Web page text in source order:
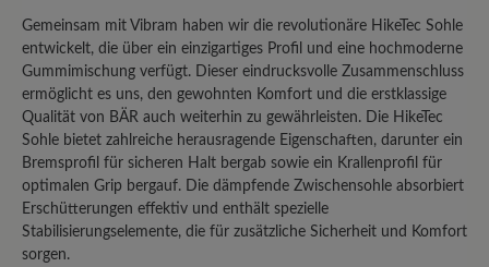
wirbt mit Qualität, Komfort und
Langlebigkeit. Meine persönlichen
Erfahrungen zeichnen jedoch ein völlig
anderes Bild und führen zu dem klaren
Fazit: Dieser Schuh ist sein Geld nicht
wert, und die Firma Bär liefert nicht die
Qualität ab, die man bei diesem Preis
erwarten darf. Gekauft habe ich die
Schuhe im Juni 2023. Nach nicht einmal
zwei Jahren normaler Nutzung, bei der
Gemeinsam mit Vibram haben wir die revolutionäre HikeTec Sohle
entwickelt, die über ein einzigartiges Profil und eine hochmoderne
Gummimischung verfügt. Dieser eindrucksvolle Zusammenschluss
ermöglicht es uns, den gewohnten Komfort und die erstklassige
Qualität von BÄR auch weiterhin zu gewährleisten. Die HikeTec
Sohle bietet zahlreiche herausragende Eigenschaften, darunter ein
Bremsprofil für sicheren Halt bergab sowie ein Krallenprofil für
optimalen Grip bergauf. Die dämpfende Zwischensohle absorbiert
Erschütterungen effektiv und enthält spezielle
Stabilisierungselemente, die für zusätzliche Sicherheit und Komfort
sorgen.